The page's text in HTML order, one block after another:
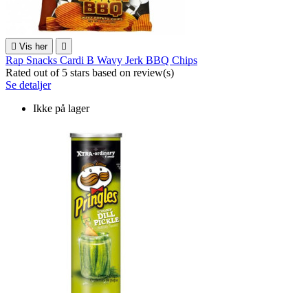
 Vis her 
Rap Snacks Cardi B Wavy Jerk BBQ Chips
Rated out of 5 stars based on review(s)
Se detaljer
Ikke på lager